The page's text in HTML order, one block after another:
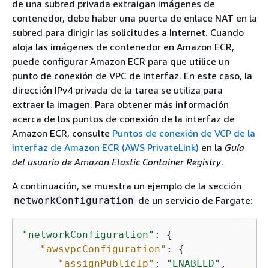
de una subred privada extraigan imágenes de
contenedor, debe haber una puerta de enlace NAT en la
subred para dirigir las solicitudes a Internet. Cuando
aloja las imágenes de contenedor en Amazon ECR,
puede configurar Amazon ECR para que utilice un
punto de conexión de VPC de interfaz. En este caso, la
dirección IPv4 privada de la tarea se utiliza para
extraer la imagen. Para obtener más información
acerca de los puntos de conexión de la interfaz de
Amazon ECR, consulte Puntos de conexión de VCP de la
interfaz de Amazon ECR (AWS PrivateLink) en la Guía
del usuario de Amazon Elastic Container Registry.
A continuación, se muestra un ejemplo de la sección
networkConfiguration de un servicio de Fargate:
"networkConfiguration" : {
"awsvpcConfiguration" : {
"assignPublicIp" : "ENABLED" ,